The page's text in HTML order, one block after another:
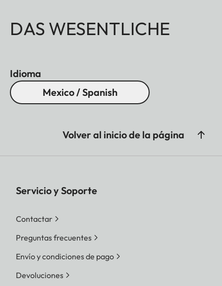
DAS WESENTLICHE
Idioma
Mexico / Spanish
Volver al inicio de la página
Servicio y Soporte
Contactar
Preguntas frecuentes
Envío y condiciones de pago
Devoluciones